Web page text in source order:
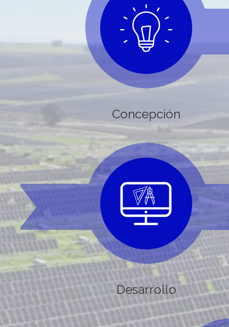
Concepción
Desarrollo